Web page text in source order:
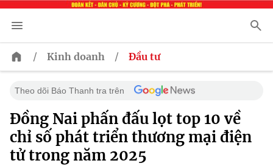
/ Kinh doanh / Đầu tư
Theo dõi Báo Thanh tra trên
Đồng Nai phấn đấu lọt top 10 về
chỉ số phát triển thương mại điện
tử trong năm 2025